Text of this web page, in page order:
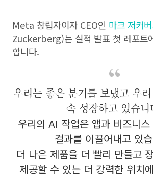
Meta 창립자이자 CEO인 마크 저커
Zuckerberg)는 실적 발표 첫 레포트
합니다.
우리는 좋은 분기를 보냈고 우
속 성장하고 있습니
우리의 AI 작업은 앱과 비즈니
결과를 이끌어내고 있
더 나은 제품을 더 빨리 만들고
제공할 수 있는 더 강력한 위치